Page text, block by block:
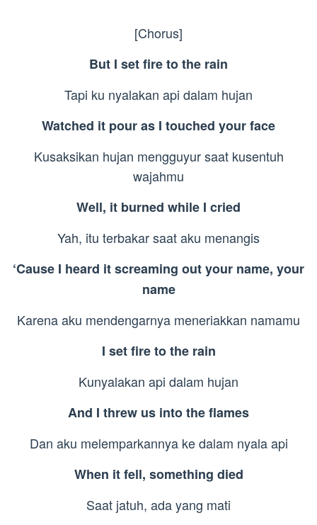
[Chorus]
But I set fire to the rain
Tapi ku nyalakan api dalam hujan
Watched it pour as I touched your face
Kusaksikan hujan mengguyur saat kusentuh
wajahmu
Well, it burned while I cried
Yah, itu terbakar saat aku menangis
‘Cause I heard it screaming out your name, your
name
Karena aku mendengarnya meneriakkan namamu
I set fire to the rain
Kunyalakan api dalam hujan
And I threw us into the flames
Dan aku melemparkannya ke dalam nyala api
When it fell, something died
Saat jatuh, ada yang mati